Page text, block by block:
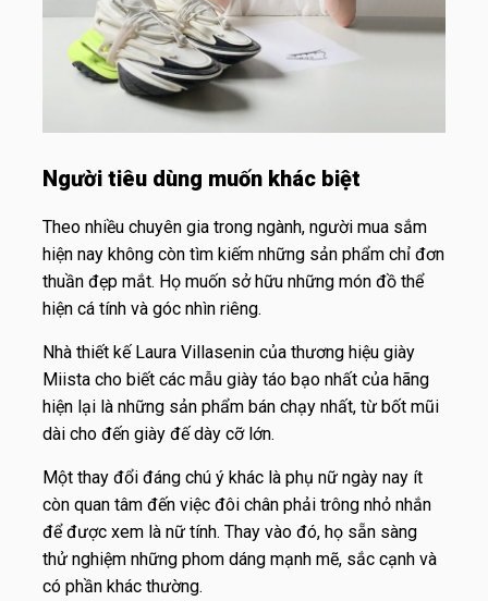
Người tiêu dùng muốn khác biệt
Theo nhiều chuyên gia trong ngành, người mua sắm
hiện nay không còn tìm kiếm những sản phẩm chỉ đơn
thuần đẹp mắt. Họ muốn sở hữu những món đồ thể
hiện cá tính và góc nhìn riêng.
Nhà thiết kế Laura Villasenin của thương hiệu giày
Miista cho biết các mẫu giày táo bạo nhất của hãng
hiện lại là những sản phẩm bán chạy nhất, từ bốt mũi
dài cho đến giày đế dày cỡ lớn.
Một thay đổi đáng chú ý khác là phụ nữ ngày nay ít
còn quan tâm đến việc đôi chân phải trông nhỏ nhắn
để được xem là nữ tính. Thay vào đó, họ sẵn sàng
thử nghiệm những phom dáng mạnh mẽ, sắc cạnh và
có phần khác thường.